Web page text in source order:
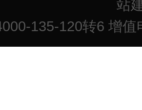
站
135-120转6 增